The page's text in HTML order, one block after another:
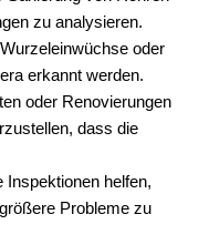
zu analysieren.
oder
erkannt werden.
oder Renovierungen
dass die
Inspektionen helfen,
Probleme zu